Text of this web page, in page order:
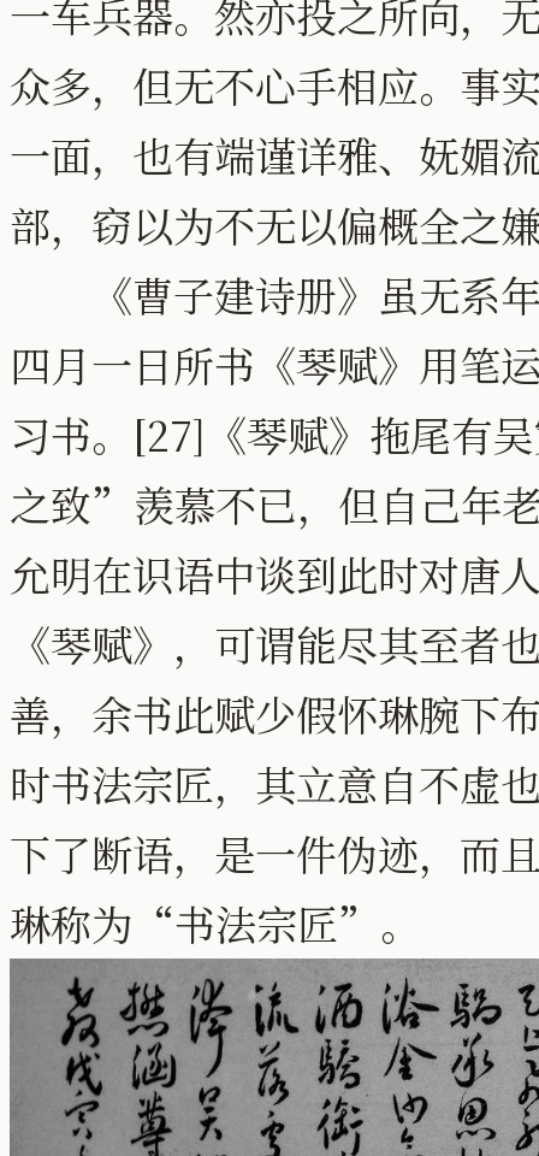
一车兵器。然亦投之所向，
众多，但无不心手相应。事
一面，也有端谨详雅、妩媚
部，窃以为不无以偏概全之
《曹子建诗册》虽无系年
四月一日所书《琴赋》用笔
习书。[27]《琴赋》拖尾有
之致”羡慕不已，但自己年
允明在识语中谈到此时对唐
《琴赋》，可谓能尽其至者
善，余书此赋少假怀琳腕下
时书法宗匠，其立意自不虚
下了断语，是一件伪迹，而
琳称为“书法宗匠”。